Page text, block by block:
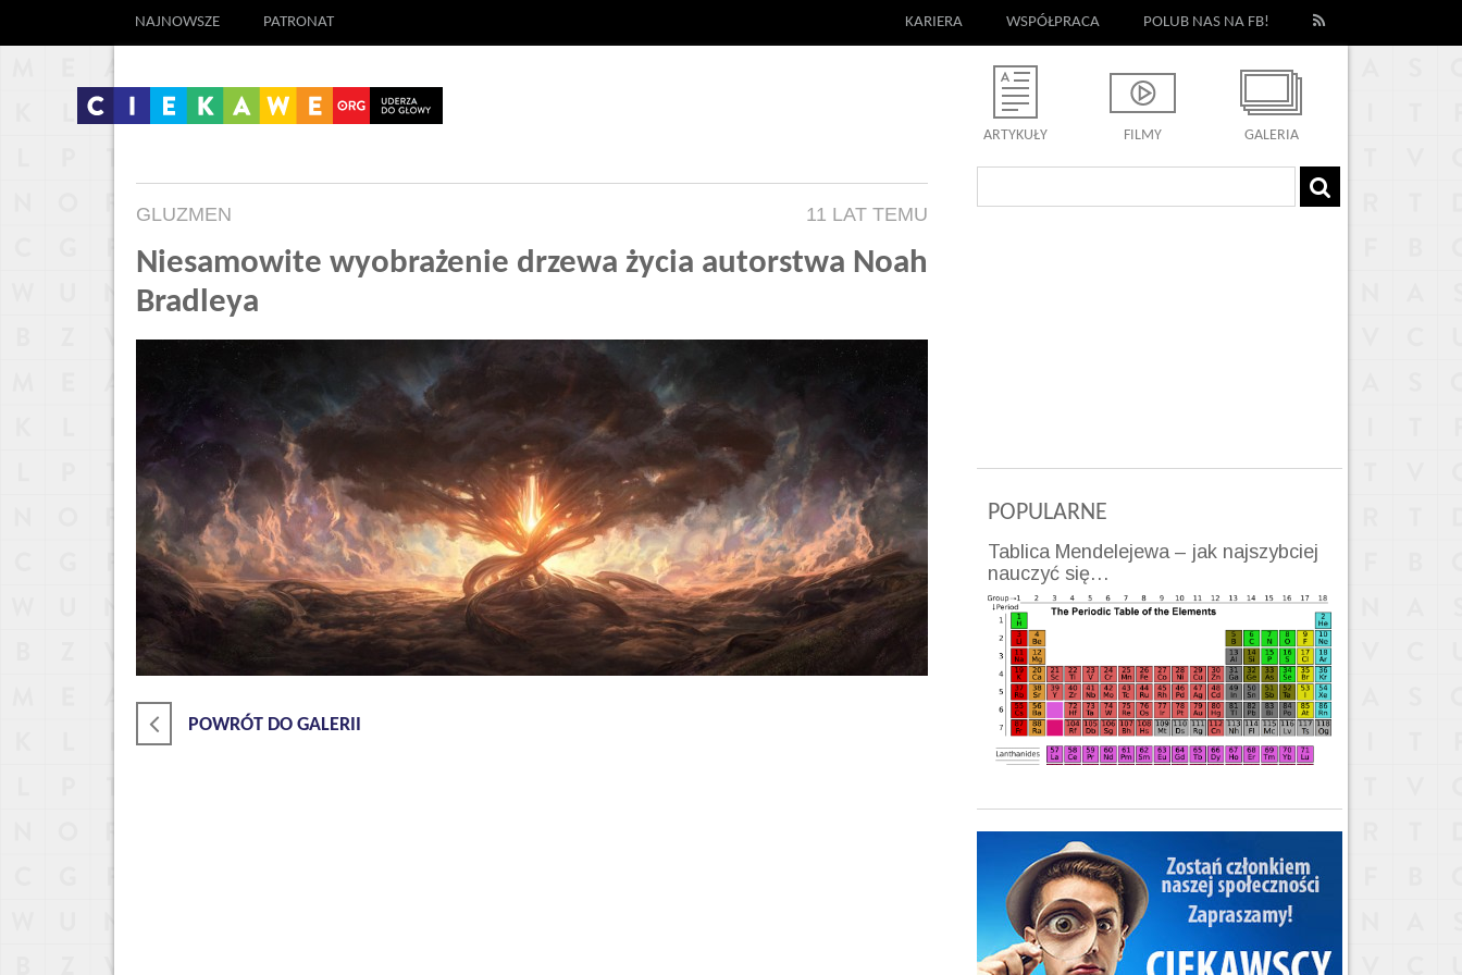
NAJNOWSZE PATRONAT KARIERA WSPÓŁPRACA POLUB NAS NA FB!
ARTYKUŁY FILMY GALERIA
GLUZMEN 11 LAT TEMU
Niesamowite wyobrażenie drzewa życia autorstwa Noah
Bradleya
POWRÓT DO GALERII
POPULARNE
Tablica Mendelejewa – jak najszybciej
nauczyć się…